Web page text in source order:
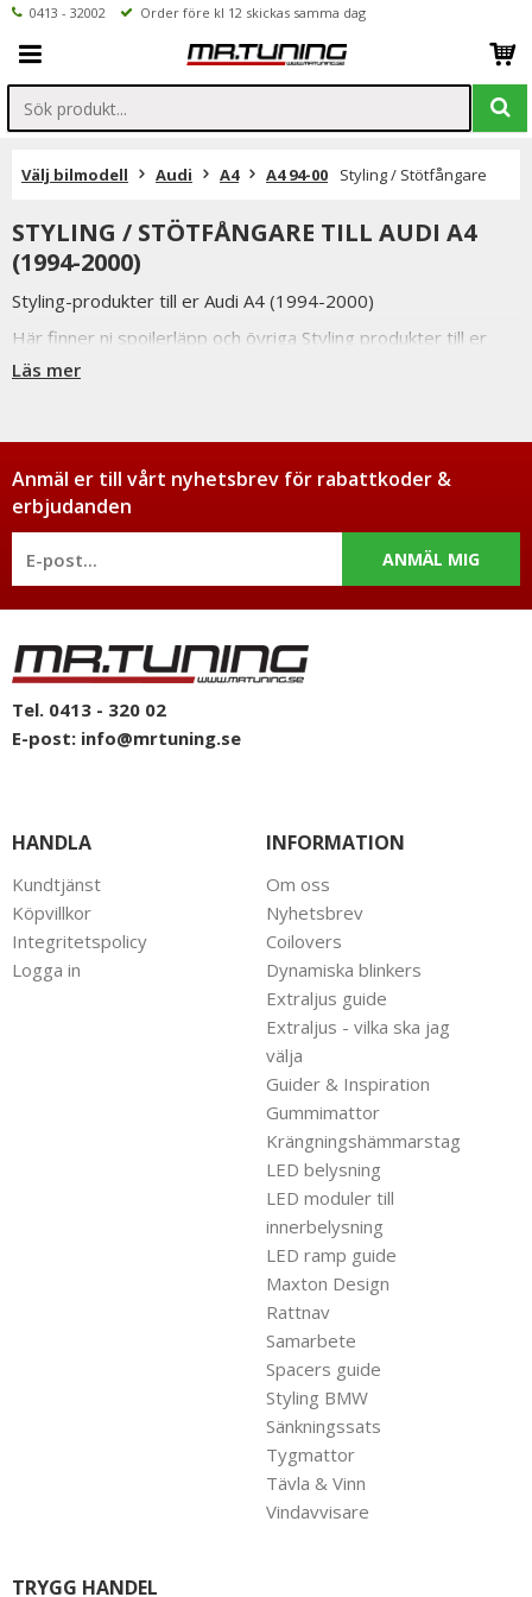
0413 - 32002 Order före kl 12 skickas samma dag
Välj bilmodell Audi A4 A4 94-00 Styling / Stötfångare
STYLING / STÖTFÅNGARE TILL AUDI A4
(1994-2000)
Styling-produkter till er Audi A4 (1994-2000)
Här finner ni spoilerläpp och övriga Styling produkter till er
Audi A4 (1994-2000)
Läs mer
Anmäl er till vårt nyhetsbrev för rabattkoder &
erbjudanden
ANMÄL MIG
Tel. 0413 - 320 02
E-post: info@mrtuning.se
HANDLA
Kundtjänst
Köpvillkor
Integritetspolicy
Logga in
INFORMATION
Om oss
Nyhetsbrev
Coilovers
Dynamiska blinkers
Extraljus guide
Extraljus - vilka ska jag
välja
Guider & Inspiration
Gummimattor
Krängningshämmarstag
LED belysning
LED moduler till
innerbelysning
LED ramp guide
Maxton Design
Rattnav
Samarbete
Spacers guide
Styling BMW
Sänkningssats
Tygmattor
Tävla & Vinn
Vindavvisare
TRYGG HANDEL